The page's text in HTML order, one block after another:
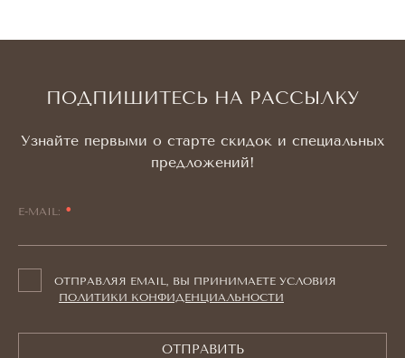
ПОДПИШИТЕСЬ НА РАССЫЛКУ
Узнайте первыми о старте скидок и специальных
предложений!
E-MAIL:
ОТПРАВЛЯЯ EMAIL, ВЫ ПРИНИМАЕТЕ УСЛОВИЯ
ПОЛИТИКИ КОНФИДЕНЦИАЛЬНОСТИ
ОТПРАВИТЬ